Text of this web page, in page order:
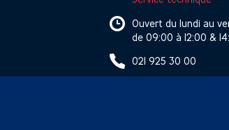
Ouvert du lundi au
de 09:00 à 12:00 &
021 925 30 00